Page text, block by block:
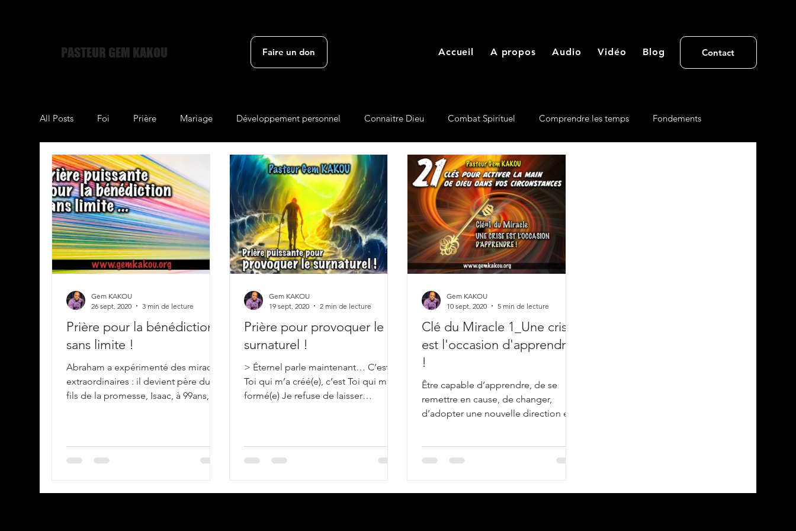
PASTEUR GEM KAKOU Faire un don Accueil A propos Audio Vidéo Blog Contact
All Posts Foi Prière Mariage Développement personnel Connaitre Dieu Combat Spirituel Comprendre les temps Fondements
21 Clés du Miracle
Prière pour la bénédiction
sans limite !
Abraham a expérimenté des miracles
extraordinaires : il devient père du
fils de la promesse, Isaac, à 99ans, a
Gem KAKOU
26 sept. 2020
3 min de lecture
Prière pour provoquer le
surnaturel !
> Éternel parle maintenant… C’est
Toi qui m’a créé(e), c’est Toi qui m’a
formé(e) Je refuse de laisser
Gem KAKOU
19 sept. 2020
2 min de lecture
Clé du Miracle 1_Une crise
est l'occasion d'apprendre
!
Être capable d’apprendre, de se
remettre en cause, de changer,
d’adopter une nouvelle direction est
Gem KAKOU
10 sept. 2020
5 min de lecture